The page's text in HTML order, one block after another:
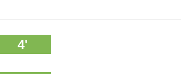
4'